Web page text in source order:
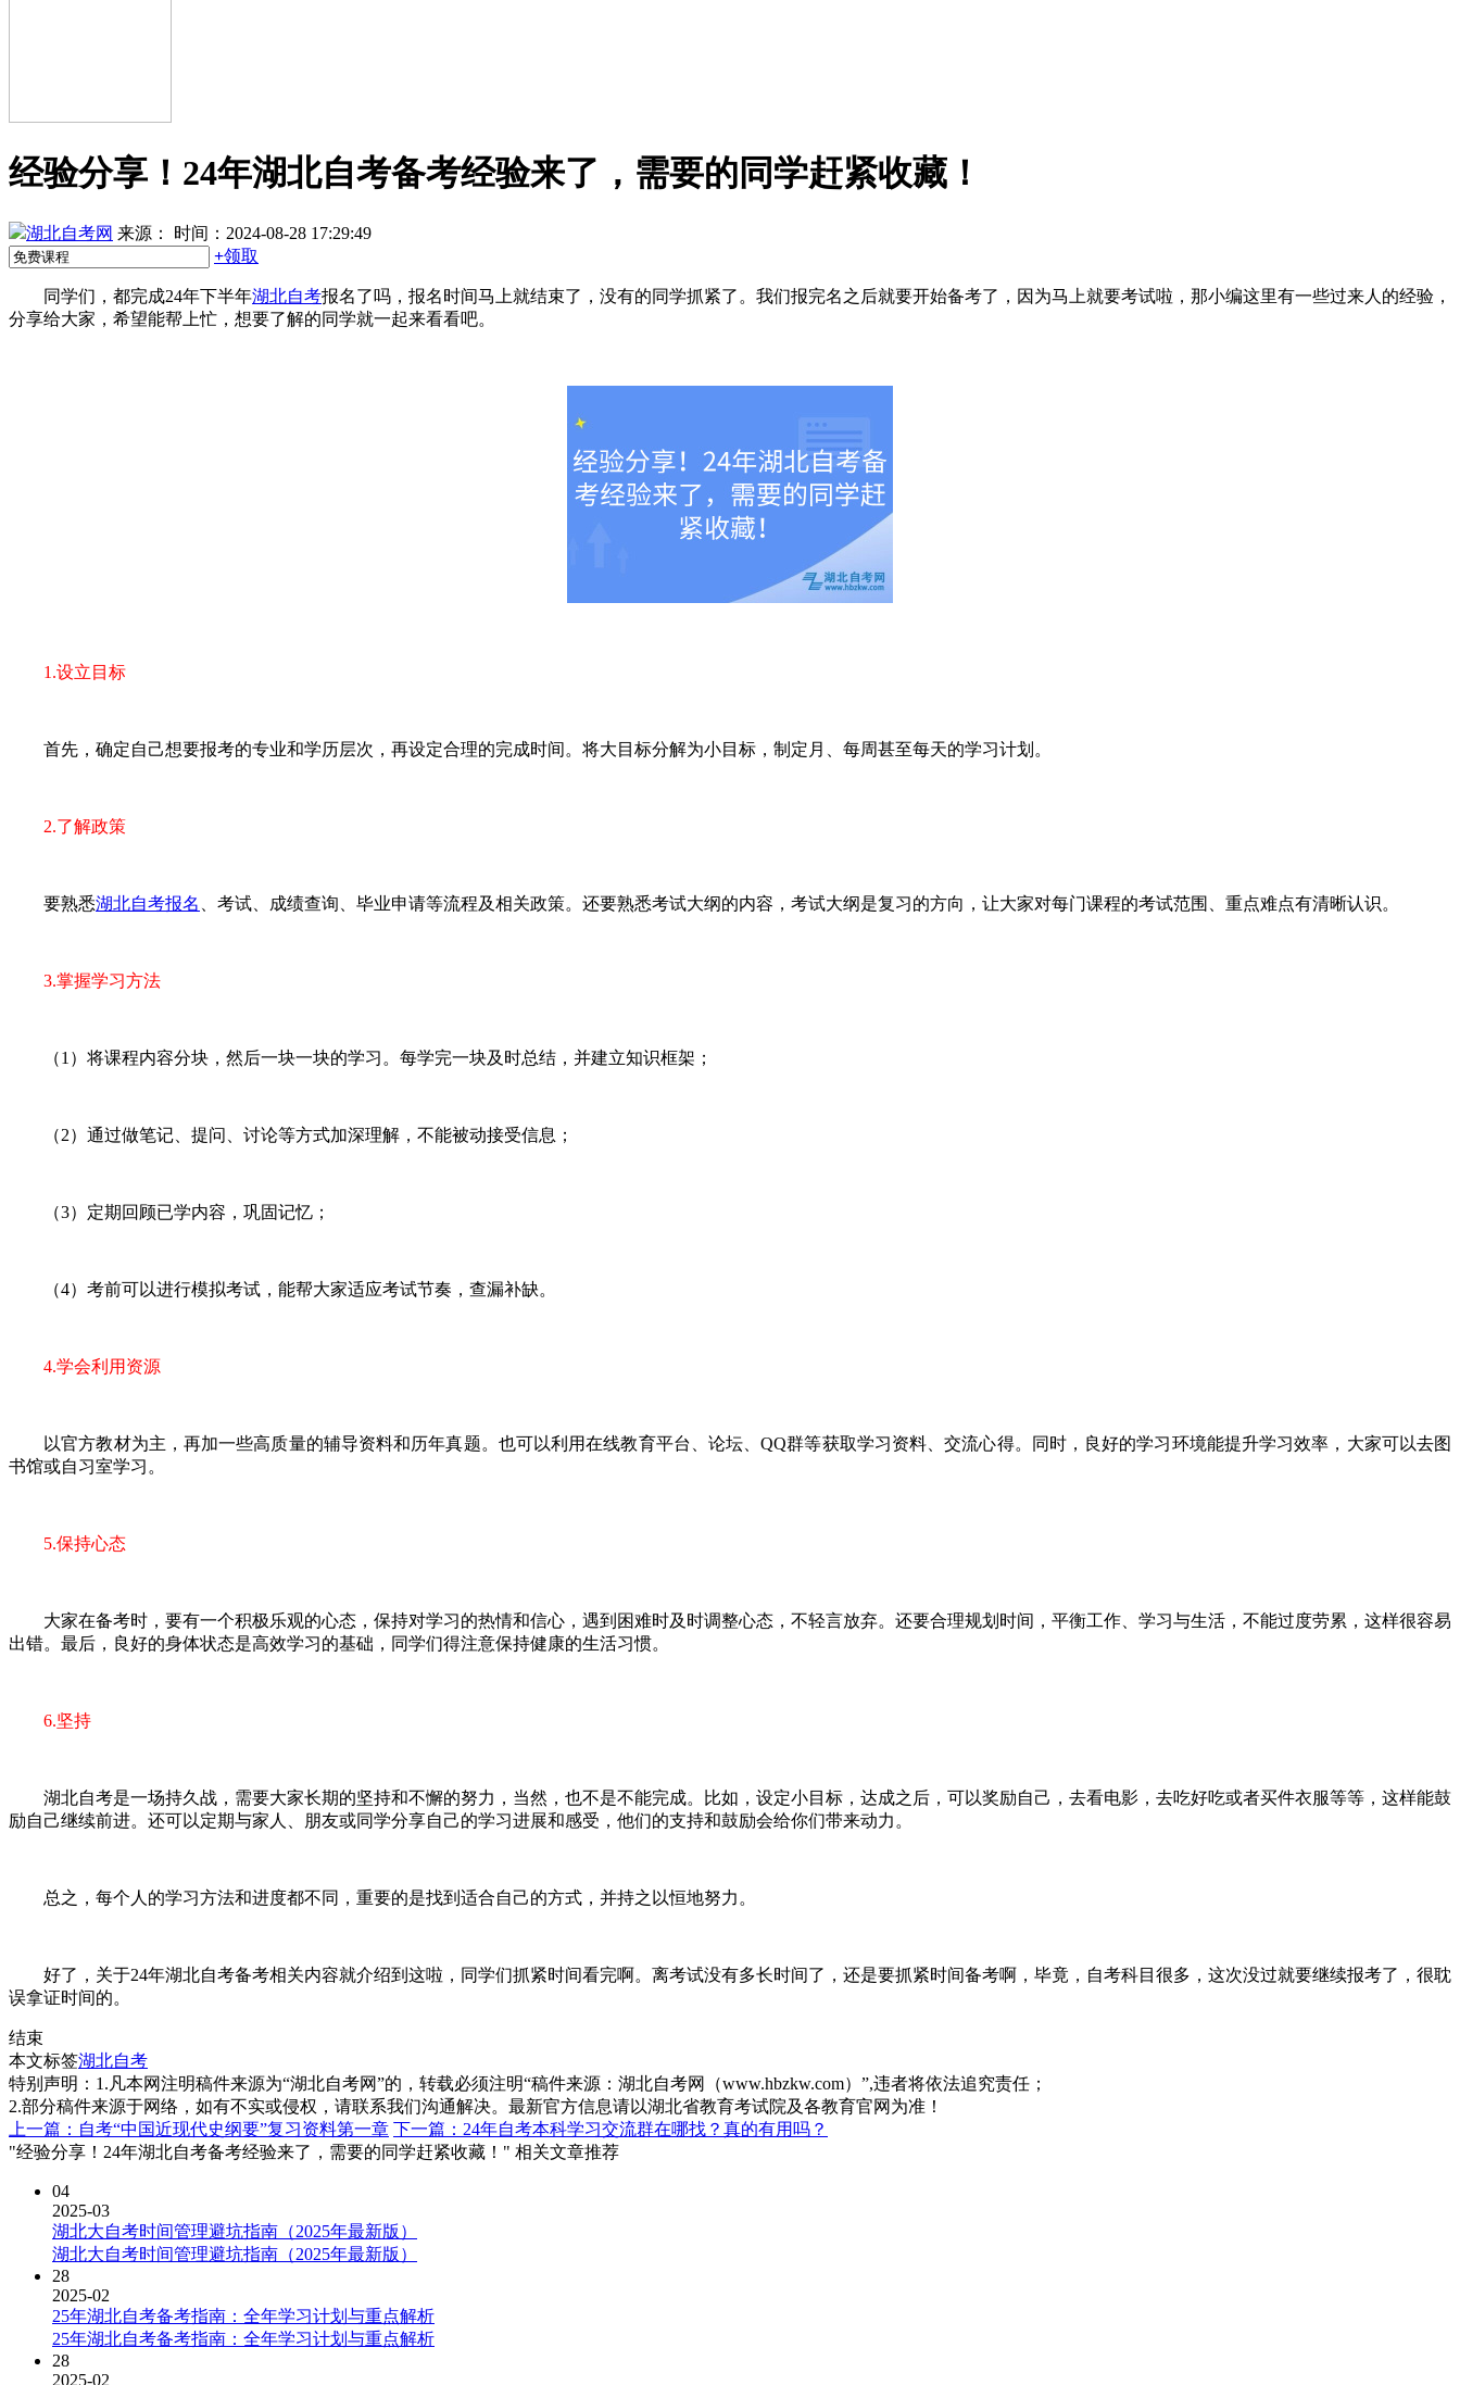
经验分享！24年湖北自考备考经验来了，需要的同学赶紧收藏！
湖北自考网 来源：
时间：2024-08-28 17:29:49
+领取
同学们，都完成24年下半年湖北自考报名了吗，报名时间马上就结束了，没有的同学抓紧了。我们报完名之后就要开始备考了，因为马上就要考试啦，那小编这里有一些过来人的经验，
分享给大家，希望能帮上忙，想要了解的同学就一起来看看吧。
1.设立目标
首先，确定自己想要报考的专业和学历层次，再设定合理的完成时间。将大目标分解为小目标，制定月、每周甚至每天的学习计划。
2.了解政策
要熟悉湖北自考报名 、考试、成绩查询、毕业申请等流程及相关政策。还要熟悉考试大纲的内容，考试大纲是复习的方向，让大家对每门课程的考试范围、重点难点有清晰认识。
3.掌握学习方法
（1）将课程内容分块，然后一块一块的学习。每学完一块及时总结，并建立知识框架；
（2）通过做笔记、提问、讨论等方式加深理解，不能被动接受信息；
（3）定期回顾已学内容，巩固记忆；
（4）考前可以进行模拟考试，能帮大家适应考试节奏，查漏补缺。
4.学会利用资源
以官方教材为主，再加一些高质量的辅导资料和历年真题。也可以利用在线教育平台、论坛、QQ群等获取学习资料、交流心得。同时，良好的学习环境能提升学习效率，大家可以去图
书馆或自习室学习。
5.保持心态
大家在备考时，要有一个积极乐观的心态，保持对学习的热情和信心，遇到困难时及时调整心态，不轻言放弃。还要合理规划时间，平衡工作、学习与生活，不能过度劳累，这样很容易
出错。最后，良好的身体状态是高效学习的基础，同学们得注意保持健康的生活习惯。
6.坚持
湖北自考是一场持久战，需要大家长期的坚持和不懈的努力，当然，也不是不能完成。比如，设定小目标，达成之后，可以奖励自己，去看电影，去吃好吃或者买件衣服等等，这样能鼓
励自己继续前进。还可以定期与家人、朋友或同学分享自己的学习进展和感受，他们的支持和鼓励会给你们带来动力。
总之，每个人的学习方法和进度都不同，重要的是找到适合自己的方式，并持之以恒地努力。
好了，关于24年湖北自考备考相关内容就介绍到这啦，同学们抓紧时间看完啊。离考试没有多长时间了，还是要抓紧时间备考啊，毕竟，自考科目很多，这次没过就要继续报考了，很耽
误拿证时间的。
结束
本文标签湖北自考
特别声明：1.凡本网注明稿件来源为“湖北自考网”的，转载必须注明“稿件来源：湖北自考网（www.hbzkw.com）”,违者将依法追究责任；
2.部分稿件来源于网络，如有不实或侵权，请联系我们沟通解决。最新官方信息请以湖北省教育考试院及各教育官网为准！
上一篇：自考“中国近现代史纲要”复习资料第一章 下一篇：24年自考本科学习交流群在哪找？真的有用吗？
"经验分享！24年湖北自考备考经验来了，需要的同学赶紧收藏！" 相关文章推荐
04
2025-03
湖北大自考时间管理避坑指南（2025年最新版）
湖北大自考时间管理避坑指南（2025年最新版）
28
2025-02
25年湖北自考备考指南：全年学习计划与重点解析
25年湖北自考备考指南：全年学习计划与重点解析
28
2025-02